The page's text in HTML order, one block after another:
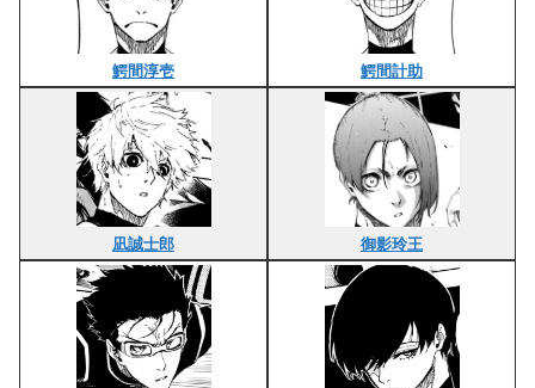
鰐間淳壱 鰐間計助
凪誠士郎 御影玲王